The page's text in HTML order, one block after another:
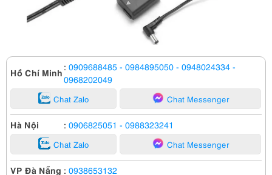
Hồ Chí Minh : 0909688485 - 0984895050 - 0948024334 -
0968202049
Chat Zalo Chat Messenger
Hà Nội : 0906825051 - 0988323241
Chat Zalo Chat Messenger
VP Đà Nẵng : 0938653132